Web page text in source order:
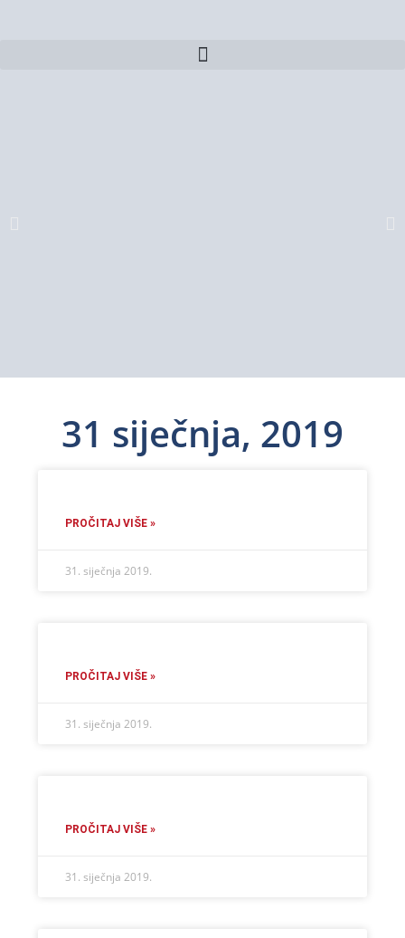
31 siječnja, 2019
PROČITAJ VIŠE »
31. siječnja 2019.
PROČITAJ VIŠE »
31. siječnja 2019.
PROČITAJ VIŠE »
31. siječnja 2019.